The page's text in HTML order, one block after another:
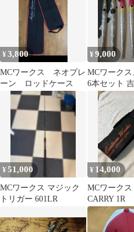
¥3,800
MCワークス ネオプレ
ーン ロッドケース
¥9,000
MCワーク
6本セット
KILLER JIG
¥51,000
MCワークス マジック
トリガー 601LR
¥ 14,000
MCワーク
CARRY 1R